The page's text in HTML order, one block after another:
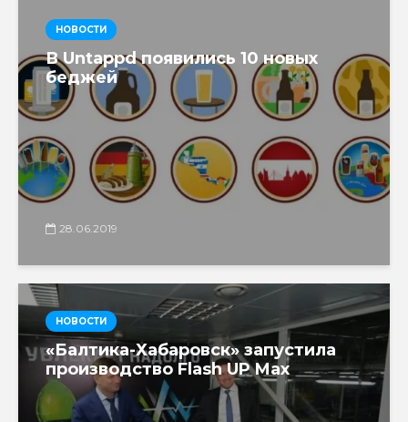
НОВОСТИ
В Untappd появились 10 новых
беджей
28.06.2019
НОВОСТИ
«Балтика-Хабаровск» запустила
производство Flash UP Max